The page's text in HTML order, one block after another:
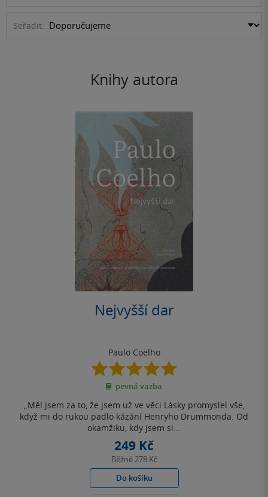
Seřadit:
Knihy autora
Nejvyšší dar
Paulo Coelho
5.0
z
5
pevná vazba
„Měl jsem za to, že jsem už ve věci Lásky promyslel vše,
když mi do rukou padlo kázání Henryho Drummonda. Od
okamžiku, kdy jsem si...
249 Kč
Běžně 278 Kč
Do košíku